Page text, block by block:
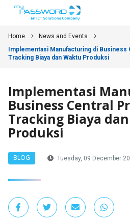
Home
News and Events
Implementasi Manufacturing di
Tracking Biaya dan Waktu Produksi
Implementasi
Business Central
Tracking Biaya
Produksi
BLOG Tuesday, 09 December